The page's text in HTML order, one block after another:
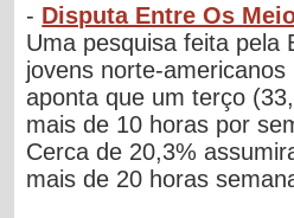
- Disputa Entre Os
Uma pesquisa feita pela
jovens norte-
aponta que um terço
mais de 10 horas por
Cerca de 20,3%
mais de 20 horas